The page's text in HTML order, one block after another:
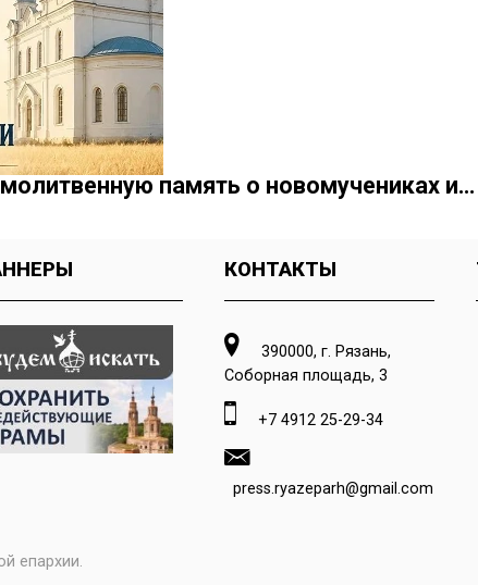
память о новомучениках и…
КОНТАКТЫ
390000, г. Рязань,
Соборная площадь, 3
+7 4912 25-29-34
press.ryazeparh@gmail.com
епархии.